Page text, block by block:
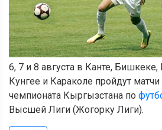
6, 7 и 8 августа в Канте,
Кунгее и Караколе пройдут матчи
чемпионата Кыргызстана по
Высшей Лиги (Жогорку Лиги).